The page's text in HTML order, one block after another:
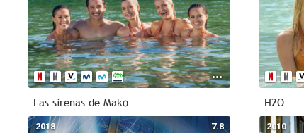
Las sirenas de Mako H2O
7.8
2018 2010